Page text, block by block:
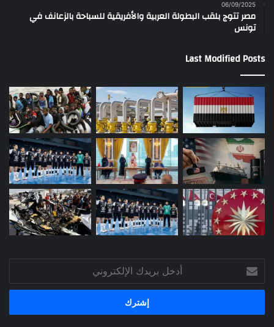
06/09/2025
مصر تتوج بلقب البطولة العربية والأفريقية للسباحة بالزعانف في
تونس
Last Modified Posts
بريدك
الإلكتروني